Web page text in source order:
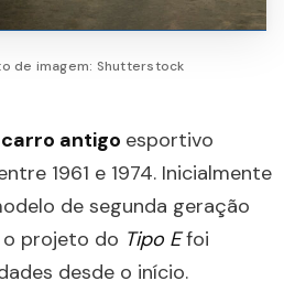
de imagem: Shutterstock
carro antigo esportivo
1961 e 1974. Inicialmente
de segunda geração
o projeto do Tipo Efoi
desde o início.